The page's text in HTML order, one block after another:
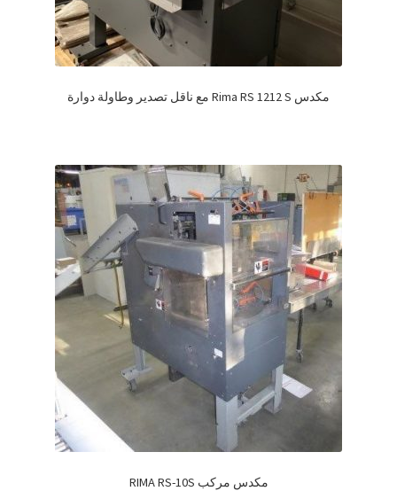
مكدس Rima RS 1212 S مع ناقل تصدير وطاولة دوارة
مكدس مركب RIMA RS-10S